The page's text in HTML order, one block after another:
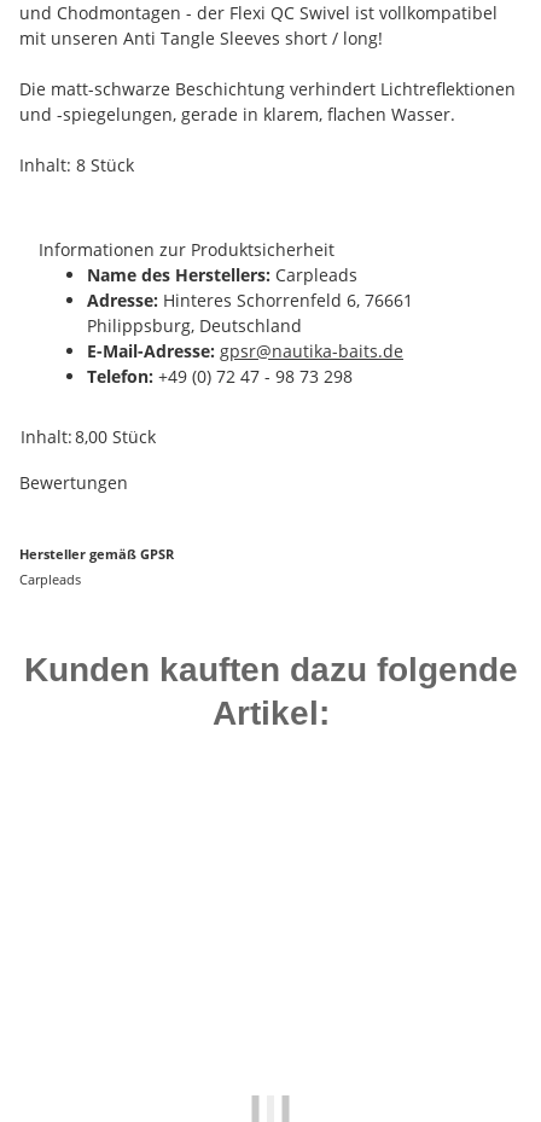
und Chodmontagen - der Flexi QC Swivel ist vollkompatibel
mit unseren Anti Tangle Sleeves short / long!
Die matt-schwarze Beschichtung verhindert Lichtreflektionen
und -spiegelungen, gerade in klarem, flachen Wasser.
Inhalt: 8 Stück
Informationen zur Produktsicherheit
Name des Herstellers: Carpleads
Adresse: Hinteres Schorrenfeld 6, 76661
Philippsburg, Deutschland
E-Mail-Adresse: gpsr@nautika-baits.de
Telefon: +49 (0) 72 47 - 98 73 298
Produkteigenschaft
Wert
Inhalt:8,00 Stück
Bewertungen
Hersteller gemäß GPSR
Carpleads
Kunden kauften dazu folgende
Artikel: